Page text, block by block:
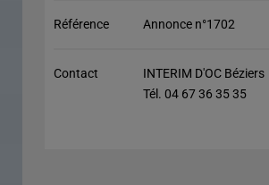
Référence Annonce n°1702
Contact
INTERIM D'OC Béziers
Tél. 04 67 36 35 35